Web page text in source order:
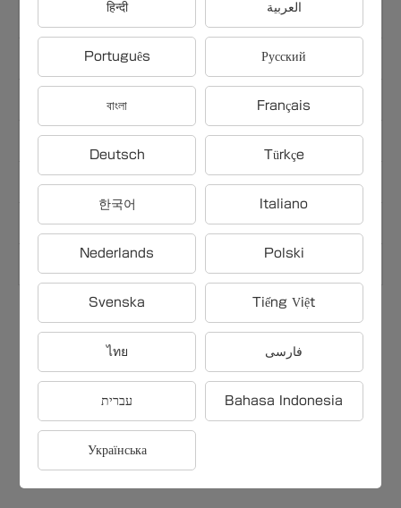
スポーツ
テクノロジー
地理・旅行
経済・金融
हिन्दी العربية
Português Русский
বাংলা Français
Deutsch Türkçe
한국어 Italiano
Nederlands Polski
Svenska Tiếng Việt
ไทย فارسی
עברית Bahasa Indonesia
Українська